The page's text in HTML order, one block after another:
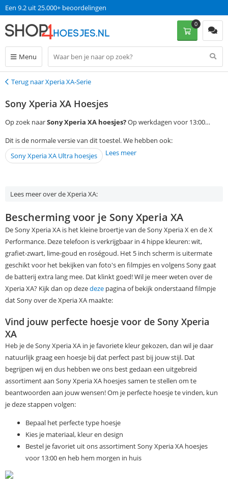
Een 9.2 uit 25.000+ beoordelingen
Menu
0
Terug
Terug naar Xperia XA-Serie
Sony Xperia XA Hoesjes
Op zoek naarSony Xperia XA hoesjes?Op werkdagen voor 13:00
Dit is de normale versie van dit toestel. We hebben ook:
Sony Xperia XA Ultra hoesjes
Lees meer
Lees meer over de Xperia XA:
Bescherming voor je Sony Xperia XA
De Sony Xperia XA is het kleine broertje van de Sony Xperia X en de X
Performance. Deze telefoon is verkrijgbaar in 4 hippe kleuren: wit,
grafiet-zwart, lime-goud en roségoud. Het 5 inch scherm is uitermate
geschikt voor het bekijken van foto's en filmpjes en volgens Sony gaat
de batterij extra lang mee. Dat klinkt goed! Wil je meer weten over de
Xperia XA? Kijk dan op dezedeze pagina of bekijk onderstaand filmpje
dat Sony over de Xperia XA maakte:
Vind jouw perfecte hoesje voor de Sony Xperia
XA
Heb je de Sony Xperia XA in je favoriete kleur gekozen, dan wil je daar
natuurlijk graag een hoesje bij dat perfect past bij jouw stijl. Dat
begrijpen wij en dus hebben we ons best gedaan een uitgebreid
assortiment aan Sony Xperia XA hoesjes samen te stellen om te
beantwoorden aan jouw wensen! Om je perfecte hoesje te vinden, kun
je deze stappen volgen:
Bepaal het perfecte type hoesje
Kies je materiaal, kleur en design
Bestel je favoriet uit ons assortiment Sony Xperia XA hoesjes
voor 13:00 en heb hem morgen in huis